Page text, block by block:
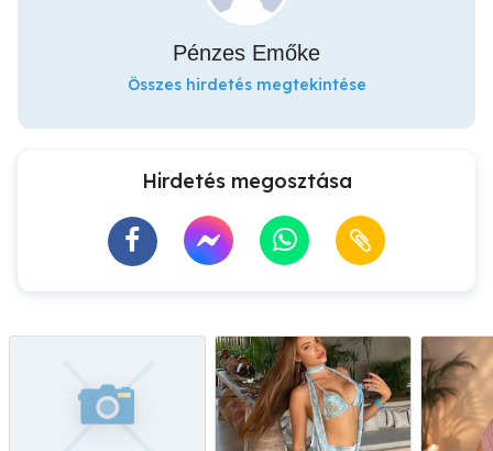
Pénzes Emőke
Összes hirdetés megtekintése
Hirdetés megosztása